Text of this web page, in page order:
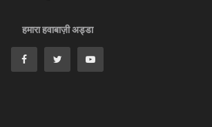
हमारा हवाबाज़ी अड्डा